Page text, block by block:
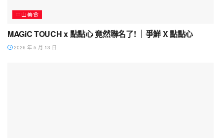
中山美食
MAGiC TOUCH x 點點心 竟然聯名了! ｜爭鮮 X 點點心
2026 年 5 月 13 日